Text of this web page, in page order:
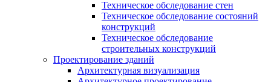
Техническое обследование стен
Техническое обследование состояний
конструкций
Техническое обследование
строительных конструкций
Проектирование зданий
Архитектурная визуализация